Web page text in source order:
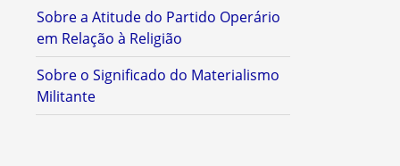
Sobre a Atitude do Partido Operário
em Relação à Religião
Sobre o Significado do Materialismo
Militante